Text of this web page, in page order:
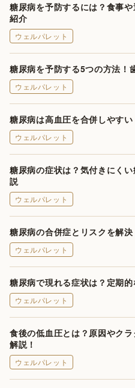
糖尿病を予防するには？食事
紹介
ウェルパレット
糖尿病を予防する5つの方法！
ウェルパレット
糖尿病は高血圧を合併しやす
ウェルパレット
糖尿病の症状は？気付きにく
説
ウェルパレット
糖尿病の合併症とリスクを解
ウェルパレット
糖尿病で現れる症状は？定期
ウェルパレット
食後の低血圧とは？原因やク
解説！
ウェルパレット